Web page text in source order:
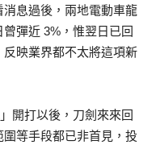
息過後，兩地電動車龍
彈近 3%，惟翌日已回
映業界都不太將這項新
開打以後，刀劍來來回
等手段都已非首見，投